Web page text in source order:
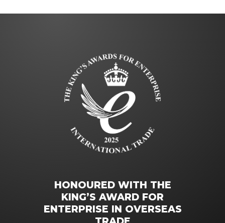
HONOURED WITH THE
KING’S AWARD FOR
ENTERPRISE IN OVERSEAS